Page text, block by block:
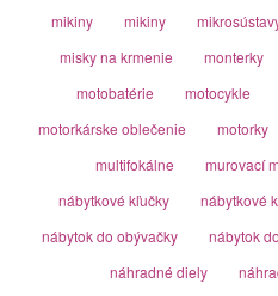
mikiny mikiny
misky na krmenie
monterky
motobatérie
motocykle
motorkárske oblečenie
motorky
multifokálne
murovací
nábytkové kľučky
nábytkové
nábytok do obývačky
nábytok
náhradné diely